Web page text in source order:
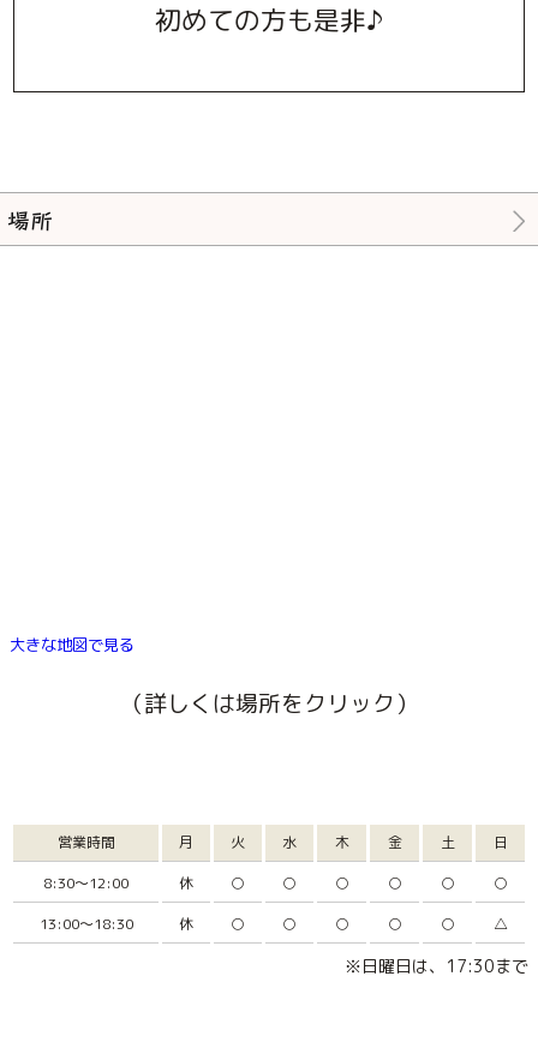
初めての方も是非♪
場所
大きな地図で見る
（詳しくは場所をクリック）
営業時間 月 火 水 木 金 土
日
8:30～12:00
休 ○ ○ ○ ○ ○
○
13:00～18:30
休 ○ ○ ○ ○ ○ △
※日曜日は、17:30まで